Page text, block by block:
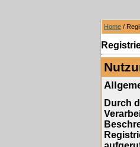
Home /
Durch